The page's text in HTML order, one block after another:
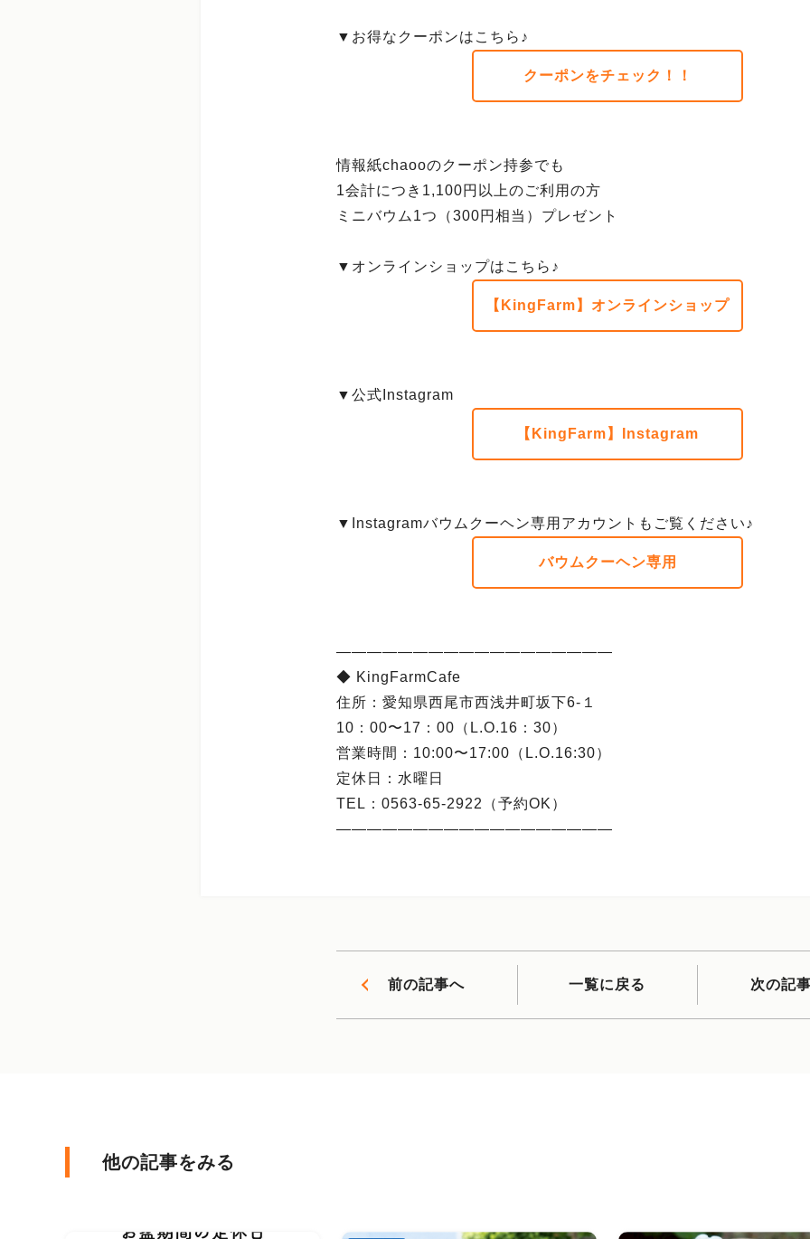
▼お得なクーポンはこちら♪
クーポンをチェック！！
情報紙chaooのクーポン持参でも
1会計につき1,100円以上のご利用の方
ミニバウム1つ（300円相当）プレゼント
▼オンラインショップはこちら♪
【KingFarm】オンラインショップ
▼公式Instagram
【KingFarm】Instagram
▼Instagramバウムクーヘン専用アカウントもご覧ください♪
バウムクーヘン専用
――――――――――――――――――
◆ KingFarmCafe
住所：愛知県西尾市西浅井町坂下6-１
10：00〜17：00（L.O.16：30）
営業時間：10:00〜17:00（L.O.16:30）
定休日：水曜日
TEL：0563-65-2922（予約OK）
――――――――――――――――――
前の記事へ 次の記
一覧に戻る
他の記事をみる